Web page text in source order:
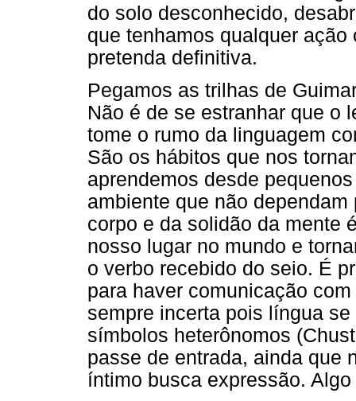
do solo desconhecido,
que tenhamos qualquer
pretenda definitiva.
Pegamos as trilhas de
Não é de se estranhar que o
tome o rumo da linguagem
São os hábitos que nos
aprendemos desde
ambiente que não
corpo e da solidão da mente
nosso lugar no mundo e
o verbo recebido do seio. É
para haver comunicação
sempre incerta pois língua
símbolos heterônomos
passe de entrada, ainda que
íntimo busca expressão.